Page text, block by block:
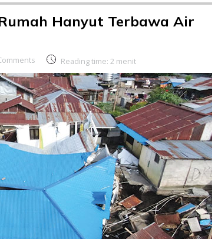
Hanyut Terbawa Air
Reading time: 2 menit